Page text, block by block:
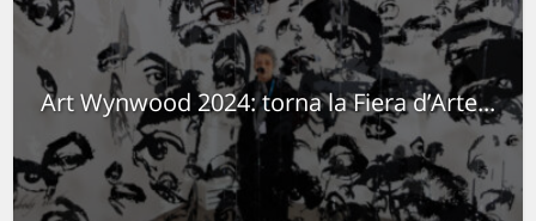
Art Wynwood 2024: torna la Fiera d’Arte...